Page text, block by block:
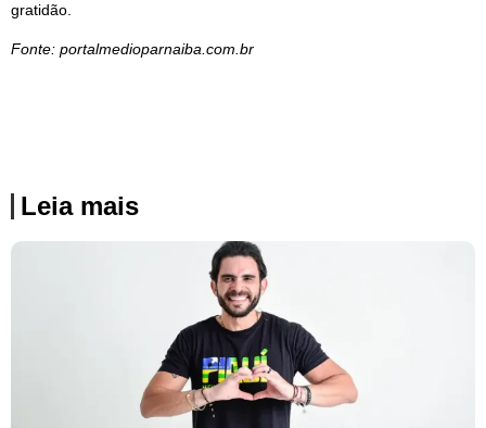
gratidão.
Fonte: portalmedioparnaiba.com.br
Leia mais